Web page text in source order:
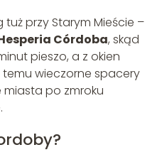
przy Starym Mieście –
Córdoba, skąd
pieszo, a z okien
temu wieczorne spacery
po zmroku